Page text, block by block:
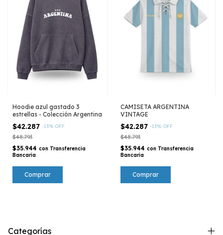
Hoodie azul gastado 3
estrellas - Colección Argentina
$42.287 -13% OFF
$48.793
$35.944 con Transferencia
Bancaria
Comprar
CAMISETA ARGENTINA
VINTAGE
$42.287 -13% OFF
$48.793
$35.944 con Transferencia
Bancaria
Comprar
Categorías